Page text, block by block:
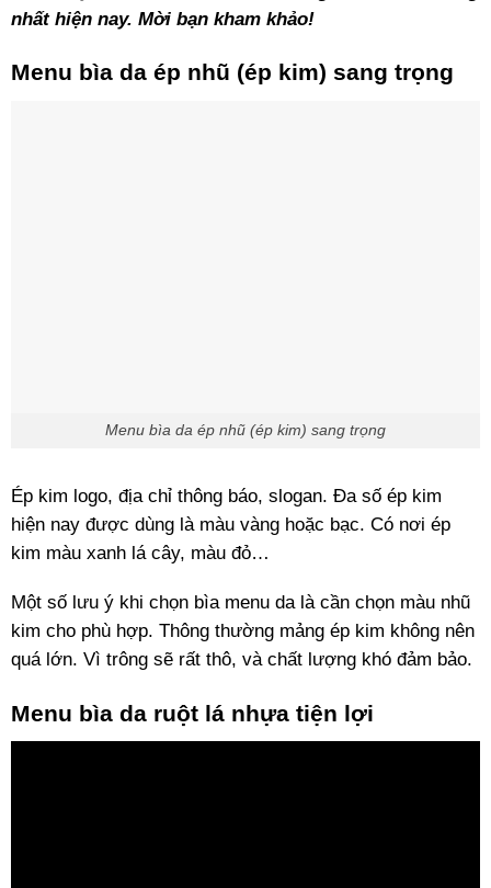
nhất hiện nay. Mời bạn kham khảo!
Menu bìa da ép nhũ (ép kim) sang trọng
Menu bìa da ép nhũ (ép kim) sang trọng
Ép kim logo, địa chỉ thông báo, slogan. Đa số ép kim
hiện nay được dùng là màu vàng hoặc bạc. Có nơi ép
kim màu xanh lá cây, màu đỏ…
Một số lưu ý khi chọn bìa menu da là cần chọn màu nhũ
kim cho phù hợp. Thông thường mảng ép kim không nên
quá lớn. Vì trông sẽ rất thô, và chất lượng khó đảm bảo.
Menu bìa da ruột lá nhựa tiện lợi